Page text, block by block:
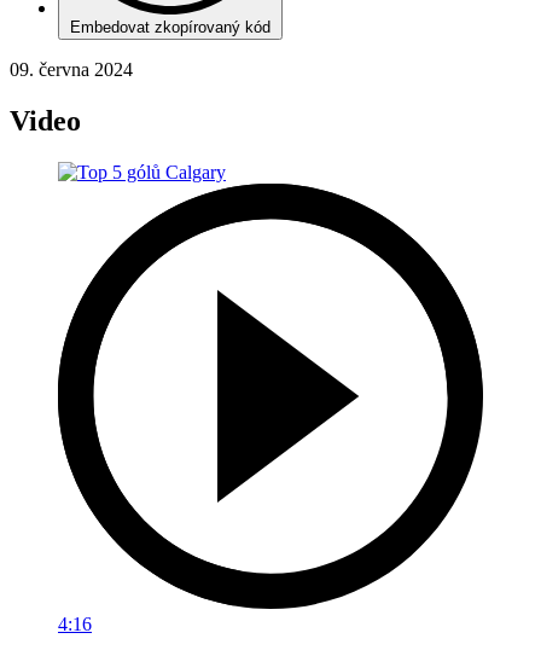
Embedovat zkopírovaný kód
09. června 2024
Video
4:16